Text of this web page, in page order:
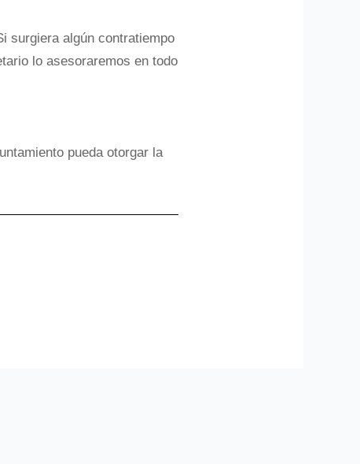
surgiera algún contratiempo
lo asesoraremos en todo
pueda otorgar la